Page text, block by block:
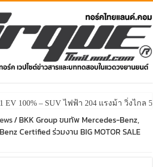
EV 100% – SUV ไฟฟ้า 204 แรงม้า วิ่งไกล
/ BKK Group ขนทัพ Mercedes-Benz,
Certified ร่วมงาน BIG MOTOR SALE